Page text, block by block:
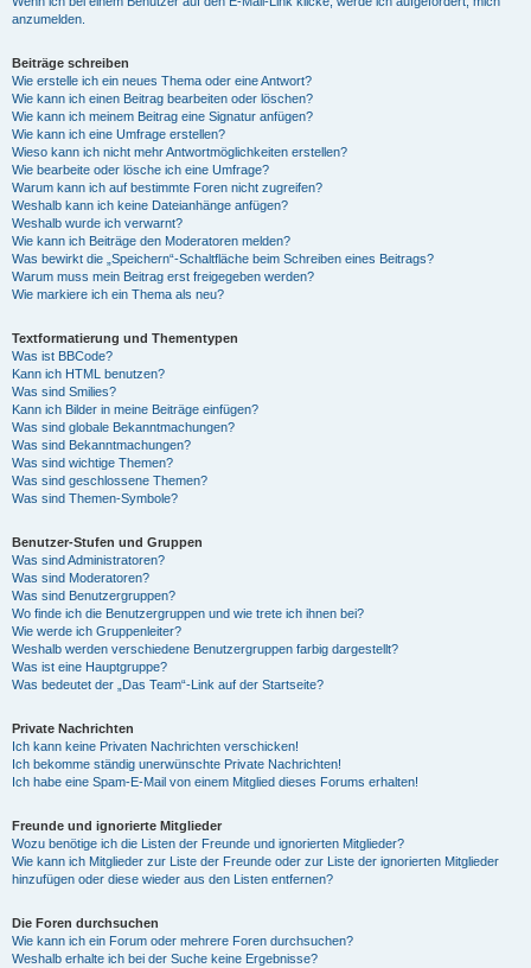
anzumelden.
Beiträge schreiben
Wie erstelle ich ein neues Thema oder eine Antwort?
Wie kann ich einen Beitrag bearbeiten oder löschen?
Wie kann ich meinem Beitrag eine Signatur anfügen?
Wie kann ich eine Umfrage erstellen?
Wieso kann ich nicht mehr Antwortmöglichkeiten erstellen?
Wie bearbeite oder lösche ich eine Umfrage?
Warum kann ich auf bestimmte Foren nicht zugreifen?
Weshalb kann ich keine Dateianhänge anfügen?
Weshalb wurde ich verwarnt?
Wie kann ich Beiträge den Moderatoren melden?
Was bewirkt die „Speichern“-Schaltfläche beim Schreiben eines Beitrags?
Warum muss mein Beitrag erst freigegeben werden?
Wie markiere ich ein Thema als neu?
Textformatierung und Thementypen
Was ist BBCode?
Kann ich HTML benutzen?
Was sind Smilies?
Kann ich Bilder in meine Beiträge einfügen?
Was sind globale Bekanntmachungen?
Was sind Bekanntmachungen?
Was sind wichtige Themen?
Was sind geschlossene Themen?
Was sind Themen-Symbole?
Benutzer-Stufen und Gruppen
Was sind Administratoren?
Was sind Moderatoren?
Was sind Benutzergruppen?
Wo finde ich die Benutzergruppen und wie trete ich ihnen bei?
Wie werde ich Gruppenleiter?
Weshalb werden verschiedene Benutzergruppen farbig dargestellt?
Was ist eine Hauptgruppe?
Was bedeutet der „Das Team“-Link auf der Startseite?
Private Nachrichten
Ich kann keine Privaten Nachrichten verschicken!
Ich bekomme ständig unerwünschte Private Nachrichten!
Ich habe eine Spam-E-Mail von einem Mitglied dieses Forums erhalten!
Freunde und ignorierte Mitglieder
Wozu benötige ich die Listen der Freunde und ignorierten Mitglieder?
Wie kann ich Mitglieder zur Liste der Freunde oder zur Liste der ignorierten Mitglieder
hinzufügen oder diese wieder aus den Listen entfernen?
Die Foren durchsuchen
Wie kann ich ein Forum oder mehrere Foren durchsuchen?
Weshalb erhalte ich bei der Suche keine Ergebnisse?